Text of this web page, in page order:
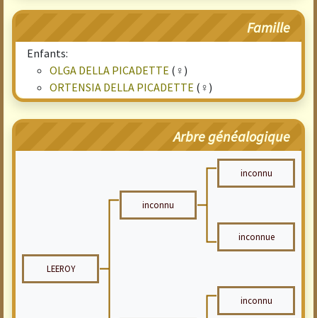
Famille
Enfants:
OLGA DELLA PICADETTE (♀)
ORTENSIA DELLA PICADETTE (♀)
Arbre généalogique
inconnu
inconnu
inconnue
LEEROY
inconnu